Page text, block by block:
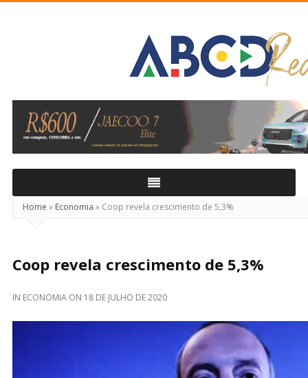
Real
Home » Economia » Coop revela crescimento de 5,3%
Coop revela crescimento de 5,3%
IN ECONOMIA ON 18 DE JULHO DE 2020